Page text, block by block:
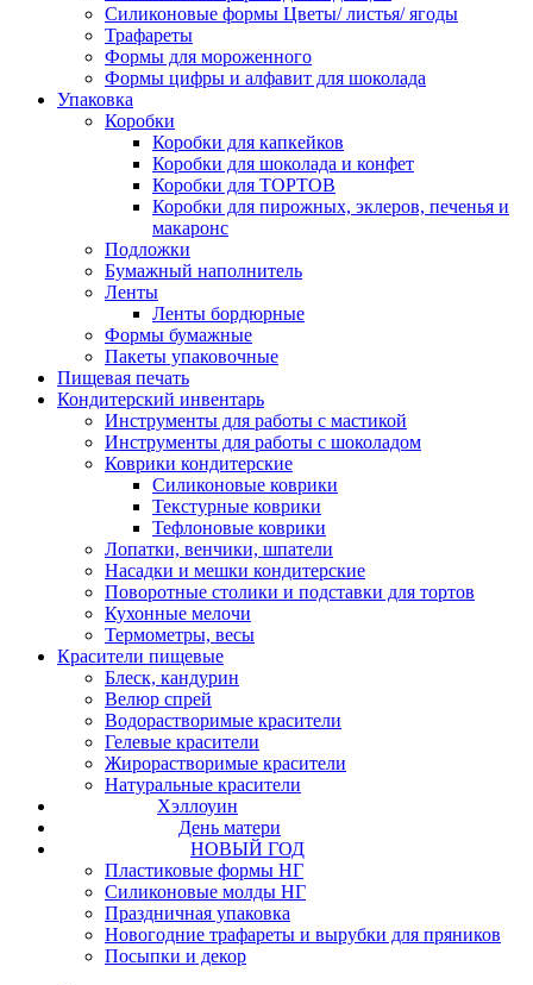
Силиконовые формы Цветы/ листья/ ягоды
Трафареты
Формы для мороженного
Формы цифры и алфавит для шоколада
Упаковка
Коробки
Коробки для капкейков
Коробки для шоколада и конфет
Коробки для ТОРТОВ
Коробки для пирожных, эклеров, печенья и
макаронс
Подложки
Бумажный наполнитель
Ленты
Ленты бордюрные
Формы бумажные
Пакеты упаковочные
Пищевая печать
Кондитерский инвентарь
Инструменты для работы с мастикой
Инструменты для работы с шоколадом
Коврики кондитерские
Силиконовые коврики
Текстурные коврики
Тефлоновые коврики
Лопатки, венчики, шпатели
Насадки и мешки кондитерские
Поворотные столики и подставки для тортов
Кухонные мелочи
Термометры, весы
Красители пищевые
Блеск, кандурин
Велюр спрей
Водорастворимые красители
Гелевые красители
Жирорастворимые красители
Натуральные красители
Хэллоуин
День матери
НОВЫЙ ГОД
Пластиковые формы НГ
Силиконовые молды НГ
Праздничная упаковка
Новогодние трафареты и вырубки для пряников
Посыпки и декор